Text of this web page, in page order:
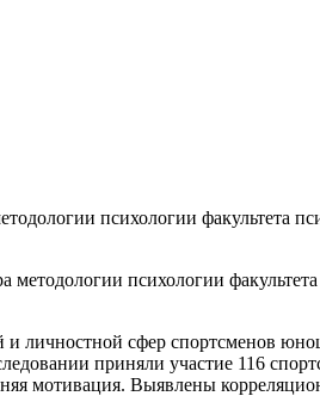
психологии
методологии психологии
личностной сфер спортсменов
приняли участие 116
мотивация. Выявлены